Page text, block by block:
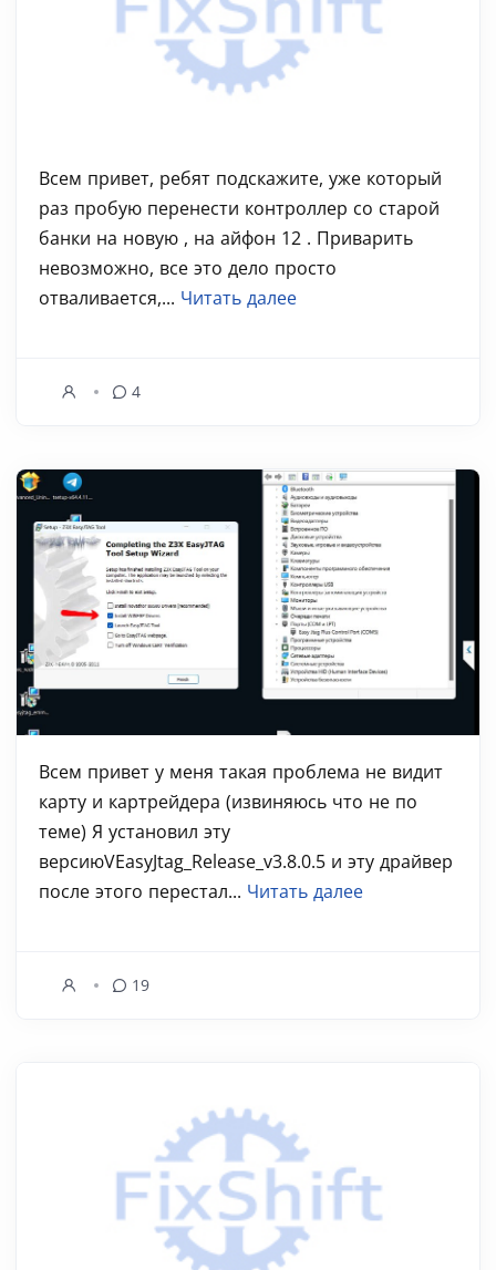
Всем привет, ребят подскажите, уже который
раз пробую перенести контроллер со старой
банки на новую , на айфон 12 . Приварить
невозможно, все это дело просто
отваливается,... Читать далее
4
Всем привет у меня такая проблема не видит
карту и картрейдера (извиняюсь что не по
теме) Я установил эту
версиюVEasyJtag_Release_v3.8.0.5 и эту драйвер
после этого перестал... Читать далее
19